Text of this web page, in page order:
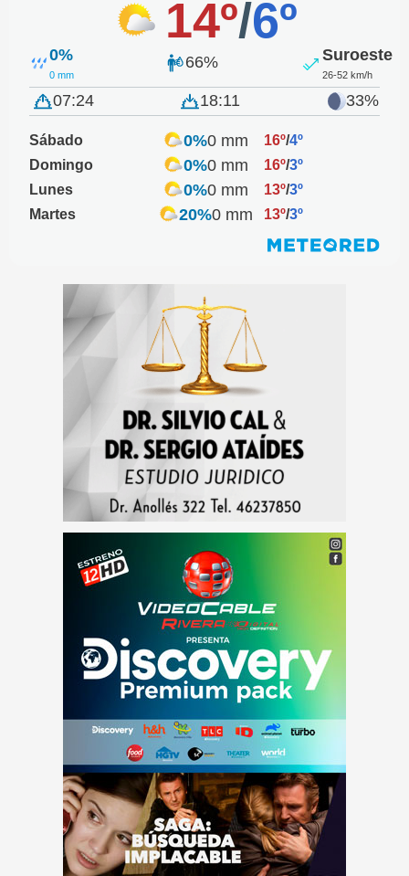
14º/6º
0%
0 mm
66% Suroeste
26-52 km/h
07:24 18:11 33%
Sábado 0%0 mm 16º/4º
Domingo
0%0 mm 16º/3º
Lunes
0%0 mm 13º/3º
Martes
20%0 mm 13º/3º